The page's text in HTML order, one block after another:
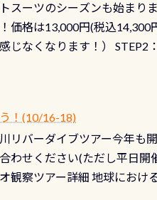
スーツのシーズンも始まり
価格は13,000円(税込
じなくなります！）
、使い始めてから水漏れす
ルブは、ドライスーツクリ
で言うと給気ボタンの
いようにしっかり点検しま
！(10/16-18)
リバーダイブツアー今年
わせください(ただし平日開
観察ツアー詳細 地球にお